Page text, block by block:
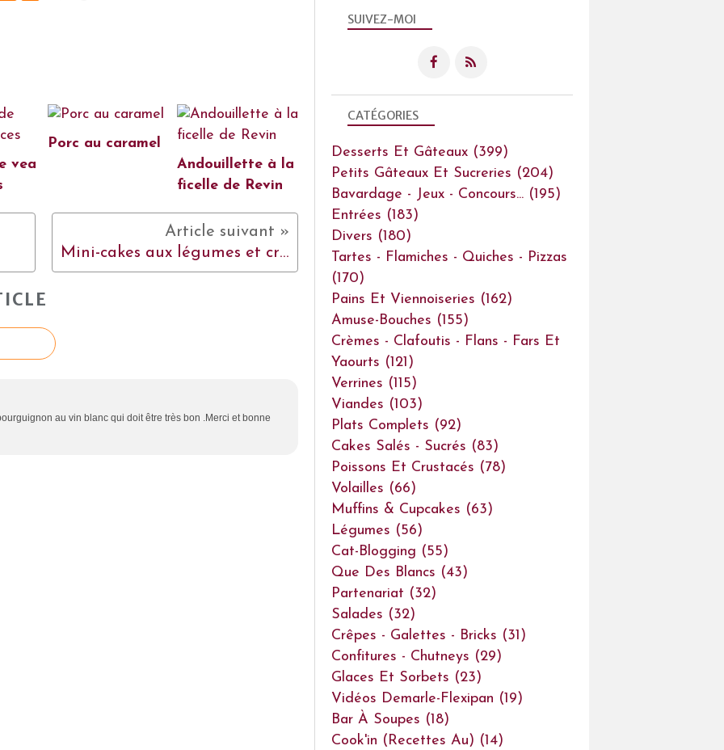
vea
Porc au caramel
Andouillette à la
ficelle de Revin
Mini-cakes aux légumes et crevettes
au vin blanc qui doit être très bon .Merci et bonne
SUIVEZ-MOI
CATÉGORIES
Desserts Et Gâteaux (399)
Petits Gâteaux Et Sucreries (204)
Bavardage - Jeux - Concours... (195)
Entrées (183)
Divers (180)
Tartes - Flamiches - Quiches - Pizzas
(170)
Pains Et Viennoiseries (162)
Amuse-Bouches (155)
Crèmes - Clafoutis - Flans - Fars Et
Yaourts (121)
Verrines (115)
Viandes (103)
Plats Complets (92)
Cakes Salés - Sucrés (83)
Poissons Et Crustacés (78)
Volailles (66)
Muffins & Cupcakes (63)
Légumes (56)
Cat-Blogging (55)
Que Des Blancs (43)
Partenariat (32)
Salades (32)
Crêpes - Galettes - Bricks (31)
Confitures - Chutneys (29)
Glaces Et Sorbets (23)
Vidéos Demarle-Flexipan (19)
Bar À Soupes (18)
Cook'in (recettes Au) (14)